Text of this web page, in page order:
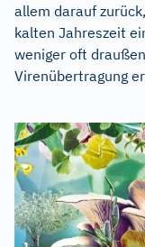
allem darauf
kalten Jahreszeit
weniger oft
Virenübertragung